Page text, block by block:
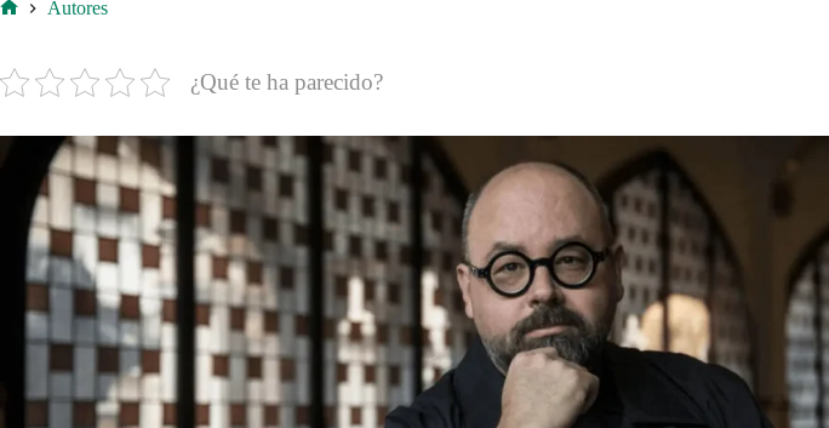
Autores
¿Qué te ha parecido?